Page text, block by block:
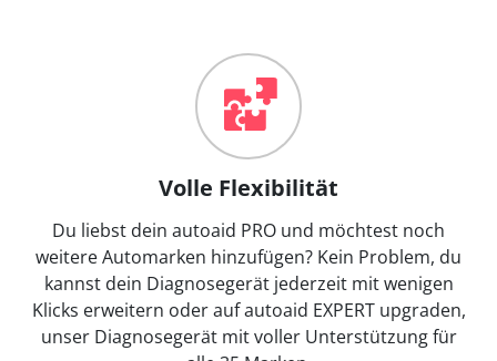
Volle Flexibilität
Du liebst dein autoaid PRO und möchtest noch
weitere Automarken hinzufügen? Kein Problem, du
kannst dein Diagnosegerät jederzeit mit wenigen
Klicks erweitern oder auf autoaid EXPERT upgraden,
unser Diagnosegerät mit voller Unterstützung für